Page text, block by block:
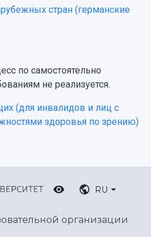
стран (германские
по самостоятельно
не реализуется.
(для инвалидов и лиц с
здоровья по зрению)
RU
организации